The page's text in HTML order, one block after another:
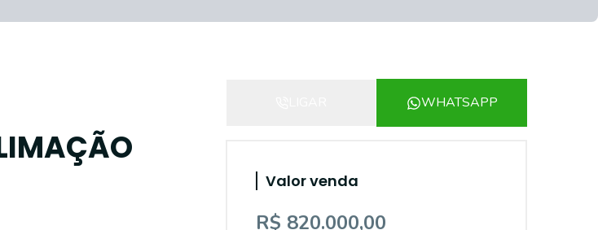
WHATSAPP
Valor venda
R$ 820.000,00